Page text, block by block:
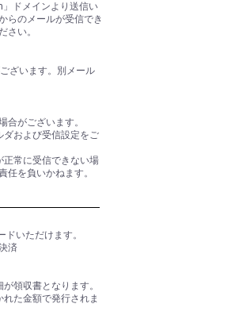
ドメインより送信い
らのメールが受信でき
さい。
ざいます。別メール
合がございます。
ダおよび受信設定をご
正常に受信できない場
任を負いかねます。
ドいただけます。
済
領収書となります。
た金額で発行されま